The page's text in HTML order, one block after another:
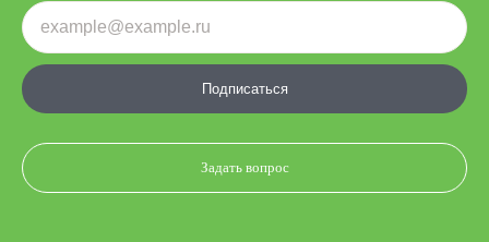
Подписаться
Задать вопрос